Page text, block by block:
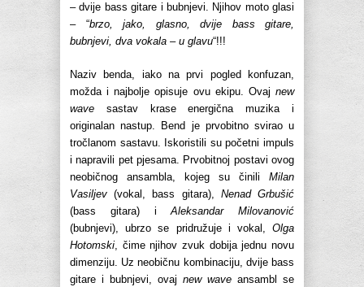
– dvije bass gitare i bubnjevi. Njihov moto glasi
– “brzo, jako, glasno, dvije bass gitare,
bubnjevi, dva vokala – u glavu“!!!
Naziv benda, iako na prvi pogled konfuzan,
možda i najbolje opisuje ovu ekipu. Ovaj new
wave sastav krase energična muzika i
originalan nastup. Bend je prvobitno svirao u
tročlanom sastavu. Iskoristili su početni impuls
i napravili pet pjesama. Prvobitnoj postavi ovog
neobičnog ansambla, kojeg su činili Milan
Vasiljev (vokal, bass gitara), Nenad Grbušić
(bass gitara) iAleksandar Milovanović
(bubnjevi), ubrzo se pridružuje i vokal, Olga
Hotomski, čime njihov zvuk dobija jednu novu
dimenziju. Uz neobičnu kombinaciju, dvije bass
gitare i bubnjevi, ovaj new wave ansambl se